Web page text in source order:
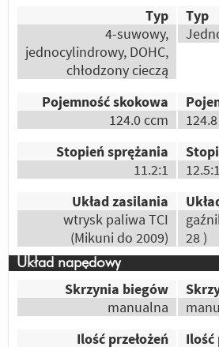
aprilia jest o wiele
wygląda jak jakieś
Autor: bohax
Jest ładniejszy od Aprili.
oraz zainteresowanie
nie tylko.
Autor:stachu
tylko olej do wymiany
Odpowiedz |
Autor:Gość
Wygląd, niezawodność
Typ
4-suwowy,
jednocylindrowy, DOHC,
chłodzony cieczą
Typ
Pojemność skokowa
124.0 ccm
Stopień sprężania
11.2:1
12.5:1
Układ zasilania
wtrysk paliwa TCI
(Mikuni do 2009)
28 )
Układ napędowy
Skrzynia biegów
manualna
Ilość przełożeń Ilość